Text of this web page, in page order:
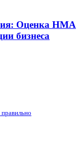
Оценка НМА
бизнеса